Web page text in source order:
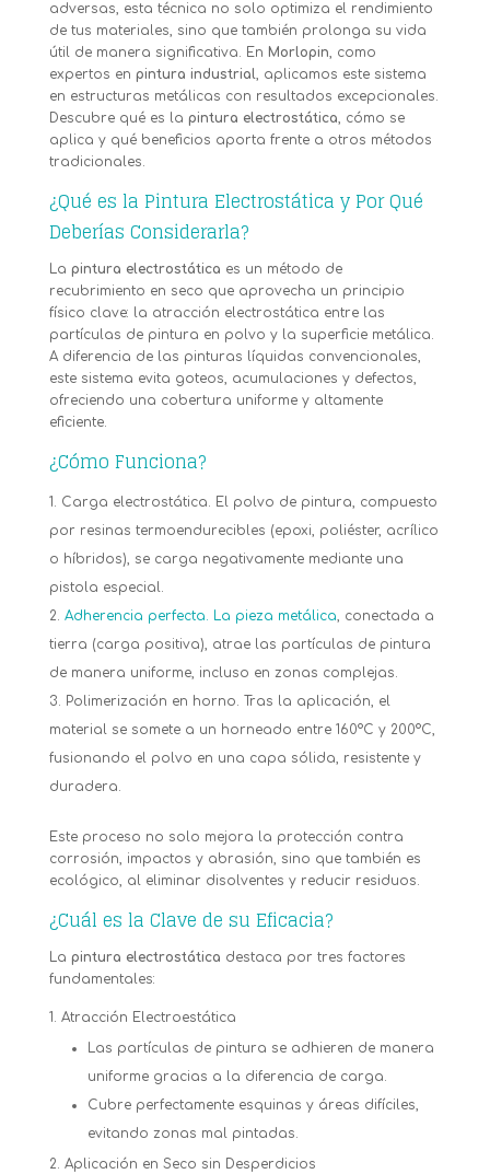
adversas, esta técnica no solo optimiza el rendimiento
de tus materiales, sino que también prolonga su vida
útil de manera significativa. En Morlopin, como
expertos en pintura industrial, aplicamos este sistema
en estructuras metálicas con resultados excepcionales.
Descubre qué es la pintura electrostática, cómo se
aplica y qué beneficios aporta frente a otros métodos
tradicionales.
¿Qué es la Pintura Electrostática y Por Qué
Deberías Considerarla?
La pintura electrostática es un método de
recubrimiento en seco que aprovecha un principio
físico clave: la atracción electrostática entre las
partículas de pintura en polvo y la superficie metálica.
A diferencia de las pinturas líquidas convencionales,
este sistema evita goteos, acumulaciones y defectos,
ofreciendo una cobertura uniforme y altamente
eficiente.
¿Cómo Funciona?
Carga electrostática. El polvo de pintura, compuesto
por resinas termoendurecibles (epoxi, poliéster, acrílico
o híbridos), se carga negativamente mediante una
pistola especial.
Adherencia perfecta. La pieza metálica, conectada a
tierra (carga positiva), atrae las partículas de pintura
de manera uniforme, incluso en zonas complejas.
Polimerización en horno. Tras la aplicación, el
material se somete a un horneado entre 160°C y 200°C,
fusionando el polvo en una capa sólida, resistente y
duradera.
Este proceso no solo mejora la protección contra
corrosión, impactos y abrasión, sino que también es
ecológico, al eliminar disolventes y reducir residuos.
¿Cuál es la Clave de su Eficacia?
La pintura electrostática destaca por tres factores
fundamentales:
Atracción Electroestática
Las partículas de pintura se adhieren de manera
uniforme gracias a la diferencia de carga.
Cubre perfectamente esquinas y áreas difíciles,
evitando zonas mal pintadas.
Aplicación en Seco sin Desperdicios